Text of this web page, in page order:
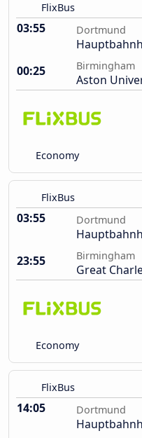
FlixBus
03:55 Dortmund
00:25
Birmingham
Aston
Economy
FlixBus
03:55 Dortmund
23:55
Birmingham
Great
Economy
FlixBus
14:05 Dortmund